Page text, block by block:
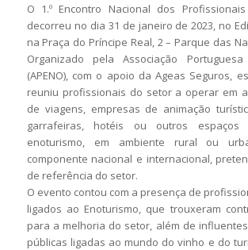
O 1.º Encontro Nacional dos
decorreu no dia 31 de janeiro de 2023, no
na Praça do Príncipe Real, 2 – Parque das
Organizado pela Associação
(APENO), com o apoio da Ageas Seguros,
reuniu profissionais do setor a operar em
de viagens, empresas de animação
garrafeiras, hotéis ou outros espaços
enoturismo, em ambiente rural ou
componente nacional e internacional,
de referência do setor.
O evento contou com a presença de
ligados ao Enoturismo, que trouxeram
para a melhoria do setor, além de
públicas ligadas ao mundo do vinho e do